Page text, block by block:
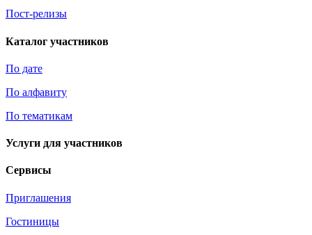
Пост-релизы
Каталог участников
По дате
По алфавиту
По тематикам
Услуги для участников
Сервисы
Приглашения
Гостиницы